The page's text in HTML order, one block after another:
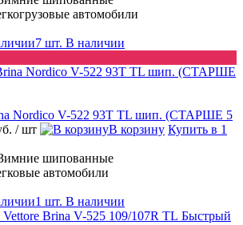
автомобили
7 шт. В наличии
Nordico V-522 93T TL шип. (СТАРШЕ 5
/ шт В корзину Купить в 1
шипованные
автомобили
1 шт. В наличии
Быстрый